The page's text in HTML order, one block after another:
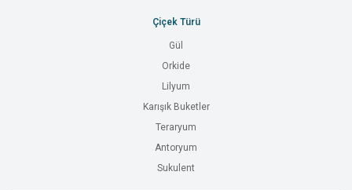
Çiçek Türü
Gül
Orkide
Lilyum
Karışık Buketler
Teraryum
Antoryum
Sukulent